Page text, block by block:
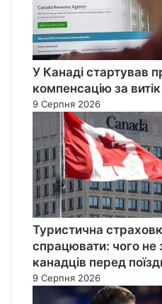
У Канаді стартував
компенсацію за
9 Серпня 2026
Туристична
спрацювати: чого не
канадців перед
9 Серпня 2026